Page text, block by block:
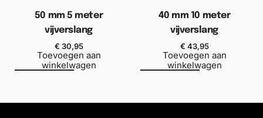
50 mm 5 meter
vijverslang
€ 30,95
Toevoegen aan
winkelwagen
40 mm 10 meter
vijverslang
€ 43,95
Toevoegen aan
winkelwagen